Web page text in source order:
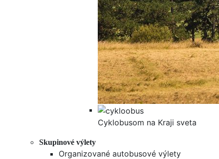
Cyklobusom na Kraji sveta
Skupinové výlety
Organizované autobusové výlety